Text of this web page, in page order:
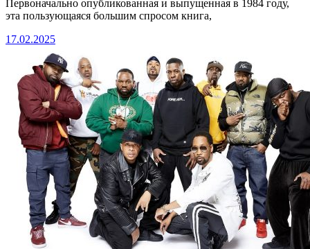
Первоначально опубликованная и выпущенная в 1984 году,
эта пользующаяся большим спросом книга,
17.02.2025